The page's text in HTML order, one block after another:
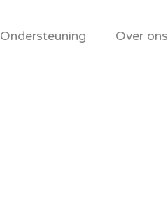
Ondersteuning Over ons